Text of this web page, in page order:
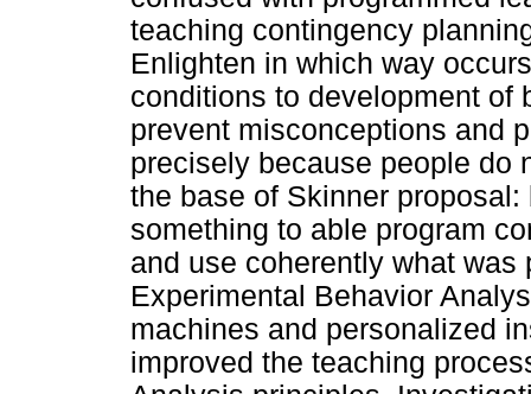
teaching contingency
Enlighten in which way
conditions to development of
prevent misconceptions and
precisely because people do
the base of Skinner
something to able program
and use coherently what
Experimental Behavior
machines and personalized
improved the teaching